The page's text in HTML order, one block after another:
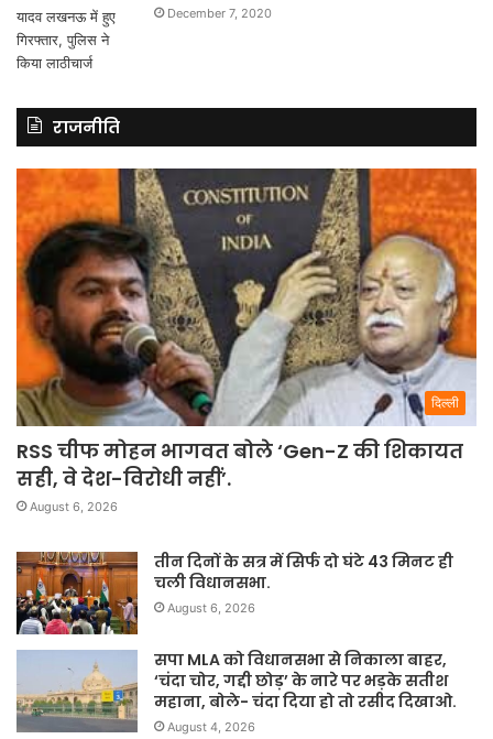
December 7, 2020
राजनीति
दिल्ली
RSS चीफ मोहन भागवत बोले ‘Gen-Z की शिकायत
सही, वे देश-विरोधी नहीं’.
August 6, 2026
तीन दिनों के सत्र में सिर्फ दो घंटे 43 मिनट ही
चली विधानसभा.
August 6, 2026
सपा MLA को विधानसभा से निकाला बाहर,
‘चंदा चोर, गद्दी छोड़’ के नारे पर भड़के सतीश
महाना, बोले- चंदा दिया हो तो रसीद दिखाओ.
August 4, 2026